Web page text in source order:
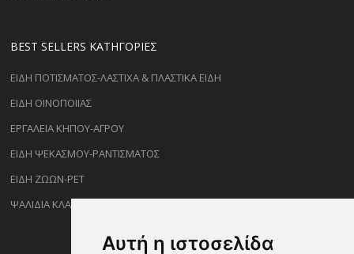
Αυτή η ιστοσελίδα
BEST SELLERS ΚΑΤΗΓΟΡΊΕΣ
ΕΙΔΗ ΠΟΤΙΣΜΑΤΟΣ-ΛΑΣΤΙΧΑ & ΠΛΑΣΤΙΚΑ ΕΙΔΗ
ΕΙΔΗ ΟΙΝΟΠΟΙΪΑΣ
ΕΡΓΑΛΕΙΑ ΚΗΠΟΥ-ΑΓΡΟΥ
ΕΙΔΗ ΨΕΚΑΣΜΟΥ-ΡΑΝΤΙΣΜΑΤΟΣ
ΕΙΔΗ ΖΩΩΝ-PET
ΨΑΛΙΔΙΑ ΚΛΑΔΕΜΑΤΟΣ